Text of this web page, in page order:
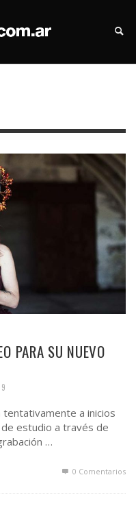
PARA SU NUEVO
tentativamente a inicios
estudio a través de
…
0 Comentarios